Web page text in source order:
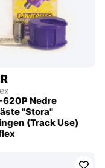
620P Nedre
''Stora''
(Track Use)